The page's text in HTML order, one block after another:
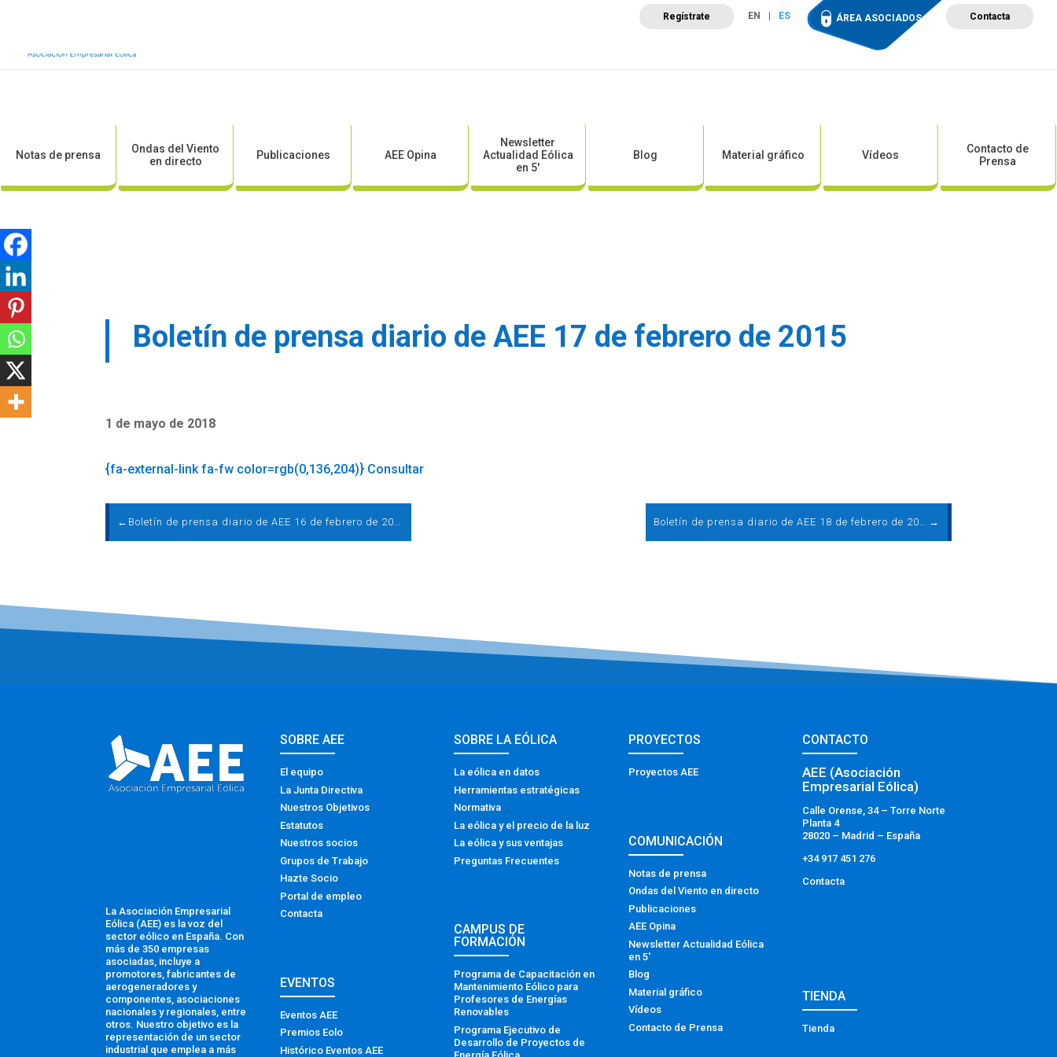
Regístrate EN ES ÁREA ASOCIADOS Contacta
Campus de Formación
Notas de prensa
Ondas del Viento
en directo
Publicaciones AEE Opina
Newsletter
Actualidad Eólica
en 5′
Blog Material gráfico Vídeos
Contacto de
Prensa
Boletín de prensa diario de AEE 17 de febrero de 2015
1 de mayo de 2018
{fa-external-link fa-fw color=rgb(0,136,204)} Consultar
← Boletín de prensa diario de AEE 16 de febrero de 2015 Boletín de prensa diario de AEE 18 de febrero de 2015 →
La Asociación Empresarial
Eólica (AEE) es la voz del
sector eólico en España. Con
más de 350 empresas
asociadas, incluye a
promotores, fabricantes de
aerogeneradores y
componentes, asociaciones
nacionales y regionales, entre
otros. Nuestro objetivo es la
representación de un sector
industrial que emplea a más
SOBRE AEE
El equipo
La Junta Directiva
Nuestros Objetivos
Estatutos
Nuestros socios
Grupos de Trabajo
Hazte Socio
Portal de empleo
Contacta
EVENTOS
Eventos AEE
Premios Eolo
Histórico Eventos AEE
SOBRE LA EÓLICA
La eólica en datos
Herramientas estratégicas
Normativa
La eólica y el precio de la luz
La eólica y sus ventajas
Preguntas Frecuentes
CAMPUS DE
FORMACIÓN
Programa de Capacitación en
Mantenimiento Eólico para
Profesores de Energías
Renovables
Programa Ejecutivo de
Desarrollo de Proyectos de
PROYECTOS
Proyectos AEE
COMUNICACIÓN
Notas de prensa
Ondas del Viento en directo
Publicaciones
AEE Opina
Newsletter Actualidad Eólica
en 5′
Blog
Material gráfico
Vídeos
Contacto de Prensa
CONTACTO
AEE (Asociación
Empresarial Eólica)
Calle Orense, 34 – Torre Norte
Planta 4
28020 – Madrid – España
+34 917 451 276
Contacta
TIENDA
Tienda